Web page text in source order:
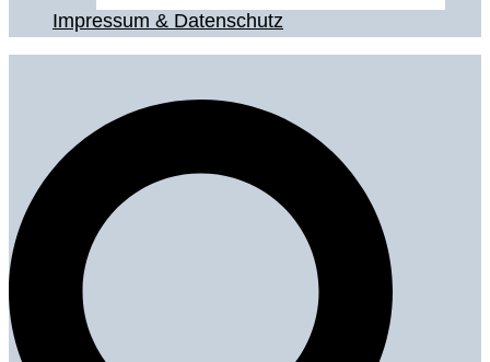
Impressum & Datenschutz